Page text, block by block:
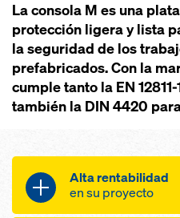
La consola M es una
protección ligera y lista
la seguridad de los
prefabricados. Con la
cumple tanto la EN
también la DIN 4420
Alta rentabilidad
en su proyecto